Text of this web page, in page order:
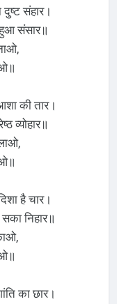
संहार।
संसार॥
की तार।
व्योहार॥
है चार।
निहार॥
का छार।